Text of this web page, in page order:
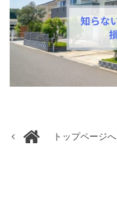
トップページへ